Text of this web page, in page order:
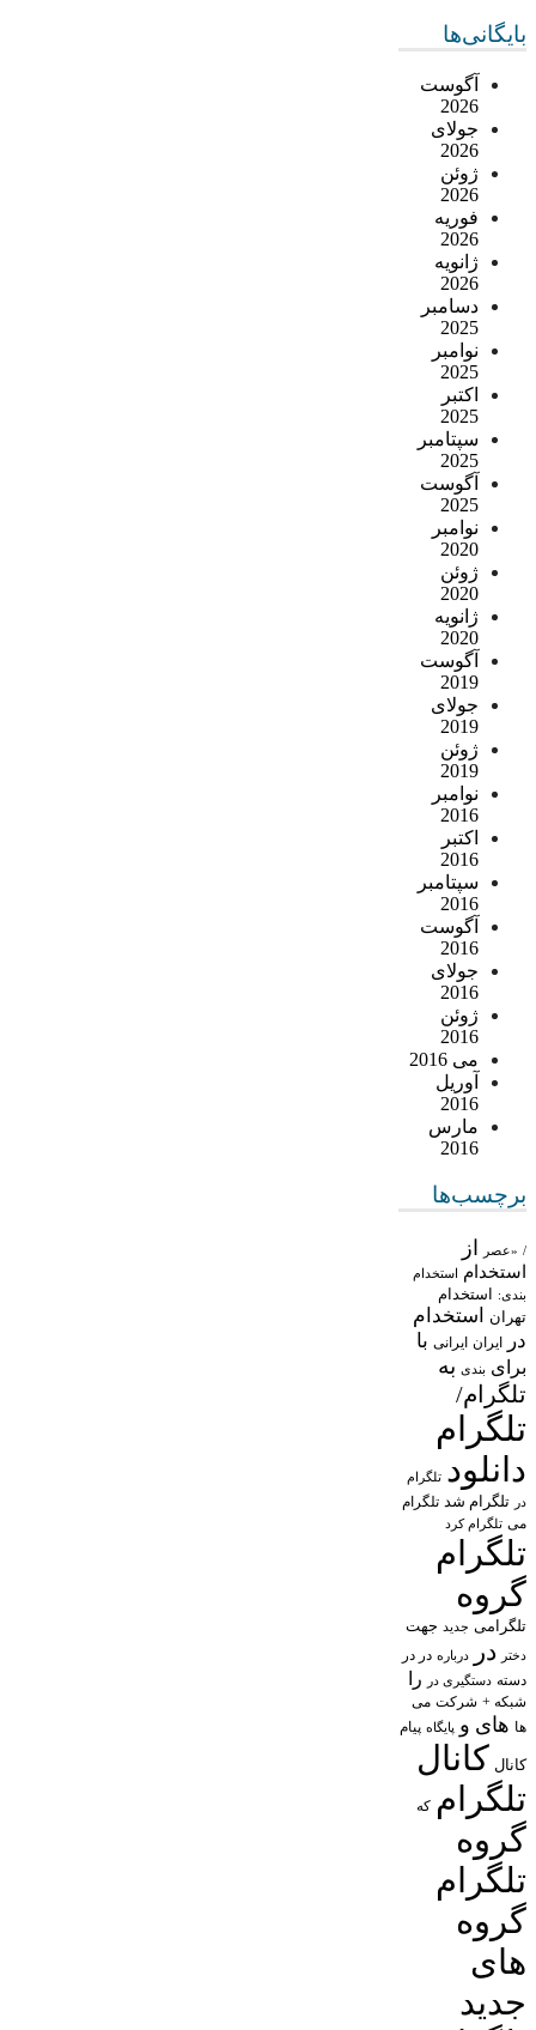
بایگانی‌ها
آگوست
2026
جولای
2026
ژوئن
2026
فوریه
2026
ژانویه
2026
دسامبر
2025
نوامبر
2025
اکتبر
2025
سپتامبر
2025
آگوست
2025
نوامبر
2020
ژوئن
2020
ژانویه
2020
آگوست
2019
جولای
2019
ژوئن
2019
نوامبر
2016
اکتبر
2016
سپتامبر
2016
آگوست
2016
جولای
2016
ژوئن
2016
می 2016
آوریل
2016
مارس
2016
برچسب‌ها
/ «عصر از
استخدام استخدام
بندی: استخدام
تهران
استخدام
در
ایران ایرانی با
برای بندی به
تلگرام/
تلگرام
دانلود تلگرام
در تلگرام شد تلگرام
می تلگرام کرد
تلگرام
گروه
تلگرامی جدید جهت
دختر در درباره در در
دسته دستگیری در را
شبکه + شرکت می
ها های و پایگاه پیام
کانال کانال
تلگرام که
گروه
تلگرام
گروه
های
جدید